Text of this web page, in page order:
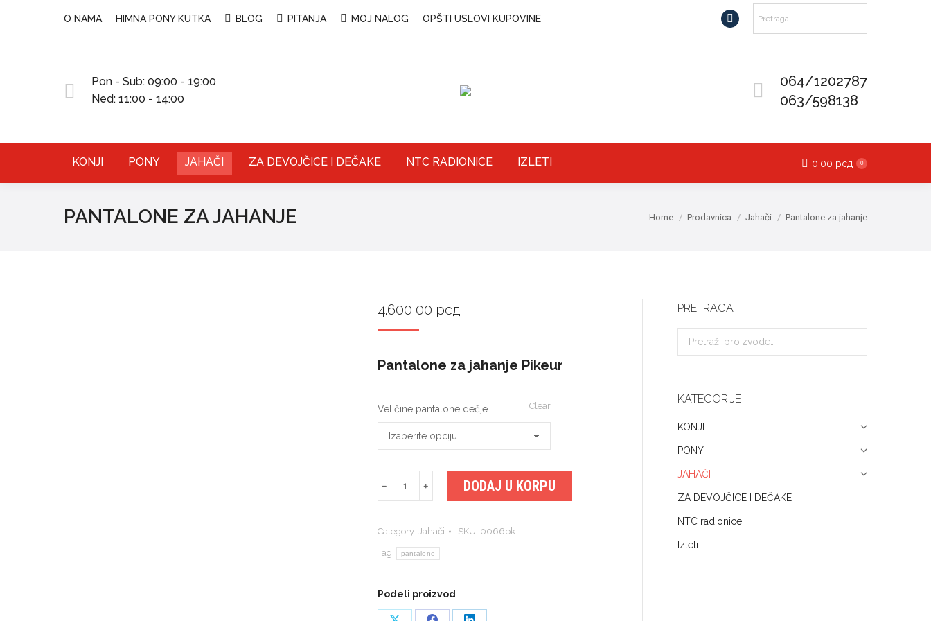
O NAMA HIMNA PONY KUTKA BLOG PITANJA MOJ NALOG OPŠTI USLOVI KUPOVINE
Facebook
Pon - Sub: 09:00 - 19:00
Ned: 11:00 - 14:00
064/1202787
063/598138
KONJI PONY JAHAČI ZA DEVOJČICE I DEČAKE NTC RADIONICE IZLETI 0,00 рсд 0
PANTALONE ZA JAHANJE You are here:
Home Prodavnica Jahači Pantalone za jahanje
4.600,00 рсд
Pantalone za jahanje Pikeur
Veličine pantalone dečje Clear
za
quantity
﹣ ﹢ DODAJ U KORPU
Category: Jahači SKU: 0066pk
Tag: pantalone
Podeli proizvod
PRETRAGA
KATEGORIJE
KONJI
PONY
JAHAČI
ZA DEVOJČICE I DEČAKE
NTC radionice
Izleti